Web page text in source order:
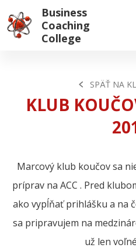
Business
Coaching
College
SPÄŤ NA
KLUB
Marcový klub koučov sa
príprav na ACC . Pred
ako vypĺňať prihlášku a na
sa pripravujem na
už len